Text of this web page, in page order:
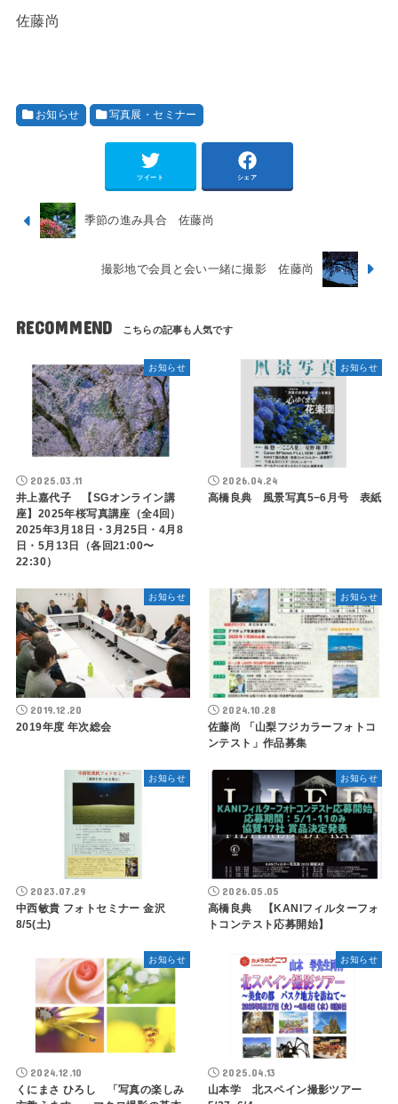
佐藤尚
お知らせ 写真展・セミナー
ツイート シェア
季節の進み具合 佐藤尚
撮影地で会員と会い一緒に撮影 佐藤尚
RECOMMEND
お知らせ
2025.03.11
井上嘉代子 【SGオンライン講
座】2025年桜写真講座（全4回）
2025年3月18日・3月25日・4月8
日・5月13日（各回21:00〜
22:30）
お知らせ
2026.04.24
高橋良典 風景写真5−6月号 表紙
お知らせ
2019.12.20
2019年度 年次総会
お知らせ
2024.10.28
佐藤尚 「山梨フジカラーフォトコ
ンテスト」作品募集
お知らせ
2023.07.29
中西敏貴 フォトセミナー 金沢
8/5(土)
お知らせ
2026.05.05
高橋良典 【KANIフィルターフォ
トコンテスト応募開始】
お知らせ
2024.12.10
くにまさ ひろし 「写真の楽しみ
お知らせ
2025.04.13
山本学 北スペイン撮影ツアー